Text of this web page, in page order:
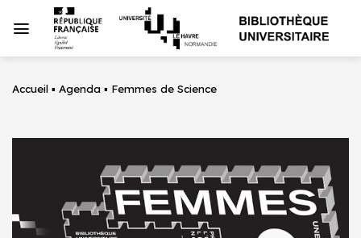
au
Accueil ▪ Agenda ▪ Femmes de Science